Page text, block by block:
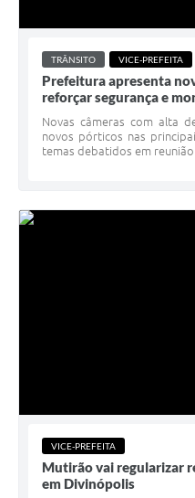
TRÂNSITO VICE-PREFEITA
Prefeitura apresenta
reforçar segurança e
Novas câmeras com alta
novos pórticos nas
temas debatidos em
VICE-PREFEITA
Mutirão vai regularizar
em Divinópolis